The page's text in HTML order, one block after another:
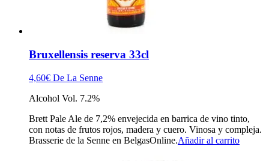
Bruxellensis reserva 33cl
4,60€ De La Senne
Alcohol Vol. 7.2%
Brett Pale Ale de 7,2% envejecida en barrica de vino tinto,
con notas de frutos rojos, madera y cuero. Vinosa y compleja.
Brasserie de la Senne en BelgasOnline.Añadir al carrito